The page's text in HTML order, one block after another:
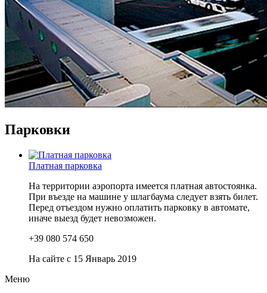
Парковки
Платная парковка
На территории аэропорта имеется платная автостоянка.
При въезде на машине у шлагбаума следует взять билет.
Перед отъездом нужно оплатить парковку в автомате,
иначе выезд будет невозможен.
+39 080 574 650
На сайте с 15 Январь 2019
Меню